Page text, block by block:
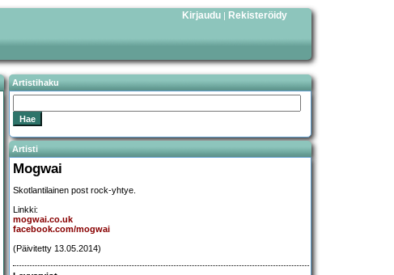
Kirjaudu | Rekisteröidy
Artistihaku
Artisti
Mogwai
Skotlantilainen post rock-yhtye.
Linkki:
mogwai.co.uk
facebook.com/mogwai
(Päivitetty 13.05.2014)